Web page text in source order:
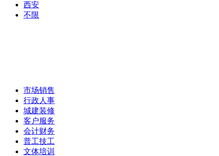
西安
不限
市场销售
行政人事
城建装修
客户服务
会计财务
普工技工
文体培训